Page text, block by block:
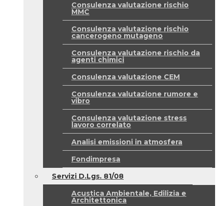
Consulenza valutazione rischio
MMC
Consulenza valutazione rischio
cancerogeno mutageno
Consulenza valutazione rischio da
agenti chimici
Consulenza valutazione CEM
Consulenza valutazione rumore e
vibro
Consulenza valutazione stress
lavoro correlato
Analisi emissioni in atmosfera
Fondimpresa
Servizi D.Lgs. 81/08
Acustica Ambientale, Edilizia e
Architettonica